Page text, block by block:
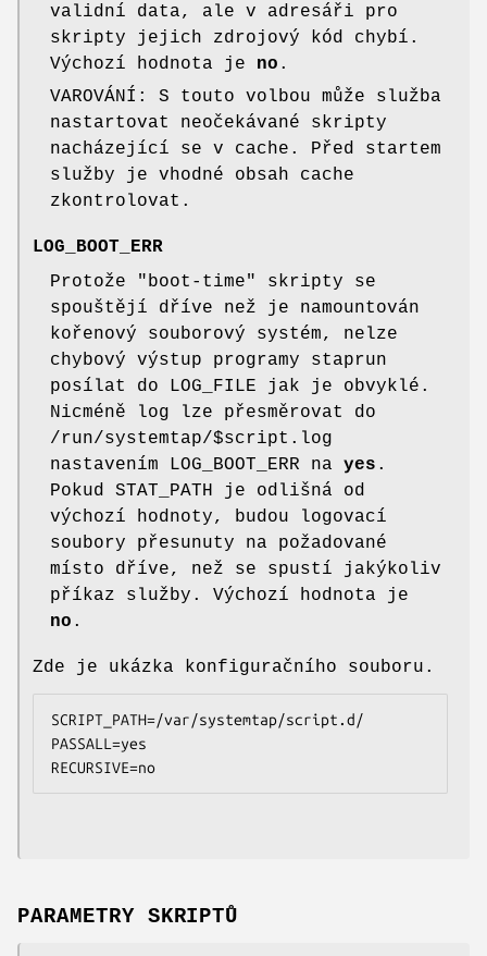
validní data, ale v adresáři pro
skripty jejich zdrojový kód chybí.
Výchozí hodnota je no .
VAROVÁNÍ: S touto volbou může služba
nastartovat neočekávané skripty
nacházející se v cache. Před startem
služby je vhodné obsah cache
zkontrolovat.
LOG_BOOT_ERR
Protože "boot-time" skripty se
spouštějí dříve než je namountován
kořenový souborový systém, nelze
chybový výstup programy staprun
posílat do LOG_FILE jak je obvyklé.
Nicméně log lze přesměrovat do
/run/systemtap/$script.log
nastavením LOG_BOOT_ERR na yes .
Pokud STAT_PATH je odlišná od
výchozí hodnoty, budou logovací
soubory přesunuty na požadované
místo dříve, než se spustí jakýkoliv
příkaz služby. Výchozí hodnota je
no .
Zde je ukázka konfiguračního souboru.
SCRIPT_PATH=/var/systemtap/script.d/
PASSALL=yes
RECURSIVE=no
PARAMETRY SKRIPTŮ